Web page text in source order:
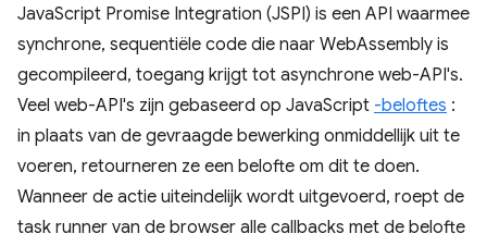
JavaScript Promise Integration (JSPI) is een API waarmee
synchrone, sequentiële code die naar WebAssembly is
gecompileerd, toegang krijgt tot asynchrone web-API's.
Veel web-API's zijn gebaseerd op JavaScript -beloftes :
in plaats van de gevraagde bewerking onmiddellijk uit te
voeren, retourneren ze een belofte om dit te doen.
Wanneer de actie uiteindelijk wordt uitgevoerd, roept de
task runner van de browser alle callbacks met de belofte